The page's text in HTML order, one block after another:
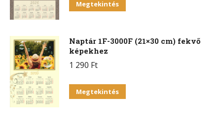
Megtekintés
Naptár 1F-3000F (21×30 cm) fekvő
képekhez
1 290 Ft
Megtekintés